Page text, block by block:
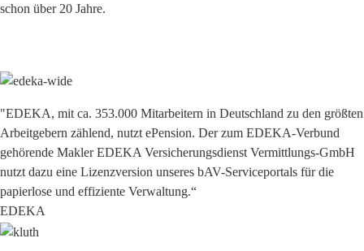
schon über 20 Jahre.
"EDEKA, mit ca. 353.000 Mitarbeitern in Deutschland zu den größten
Arbeitgebern zählend, nutzt ePension. Der zum EDEKA-Verbund
gehörende Makler EDEKA Versicherungsdienst Vermittlungs-GmbH
nutzt dazu eine Lizenzversion unseres bAV-Serviceportals für die
papierlose und effiziente Verwaltung.“
EDEKA